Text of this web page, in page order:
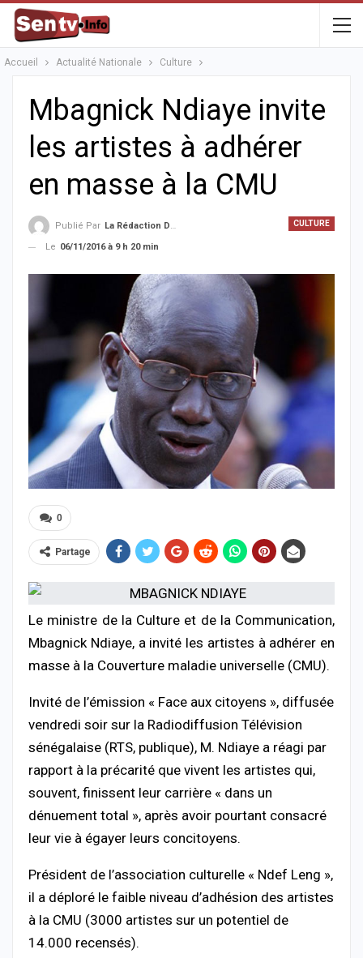
Accueil Actualité Nationale Culture
Mbagnick Ndiaye invite
les artistes à adhérer
en masse à la CMU
CULTURE
Publié Par La Rédaction De La SenTV.info
Le 06/11/2016 à 9 h 20 min
0
Partage
Le ministre de la Culture et de la Communication,
Mbagnick Ndiaye, a invité les artistes à adhérer en
masse à la Couverture maladie universelle (CMU).
Invité de l’émission « Face aux citoyens », diffusée
vendredi soir sur la Radiodiffusion Télévision
sénégalaise (RTS, publique), M. Ndiaye a réagi par
rapport à la précarité que vivent les artistes qui,
souvent, finissent leur carrière « dans un
dénuement total », après avoir pourtant consacré
leur vie à égayer leurs concitoyens.
Président de l’association culturelle « Ndef Leng »,
il a déploré le faible niveau d’adhésion des artistes
à la CMU (3000 artistes sur un potentiel de
14.000 recensés).